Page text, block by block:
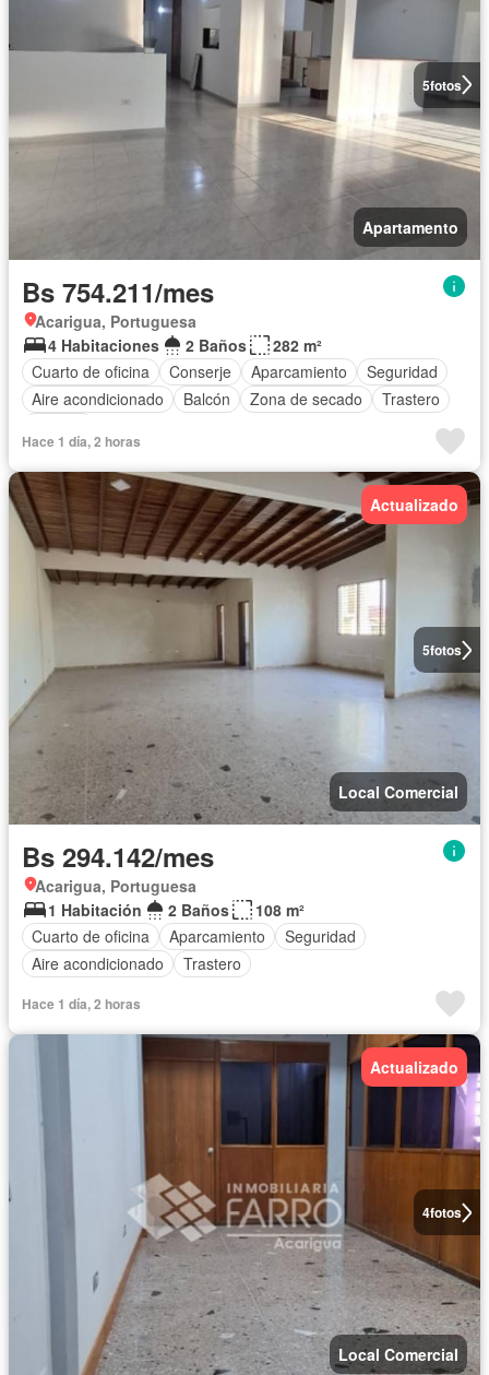
5fotos
Apartamento
Bs 754.211/mes
Acarigua, Portuguesa
4 Habitaciones
2 Baños
282 m²
Cuarto de oficina
Conserje Aparcamiento
Seguridad
Aire acondicionado
Balcón Zona de secado
Trastero
Hace 1 día, 2 horas
5fotos
Actualizado
Local Comercial
Bs 294.142/mes
Acarigua, Portuguesa
1 Habitación
2 Baños
108 m²
Cuarto de oficina
Aparcamiento
Seguridad
Aire acondicionado
Trastero
Hace 1 día, 2 horas
4fotos
Actualizado
Local Comercial